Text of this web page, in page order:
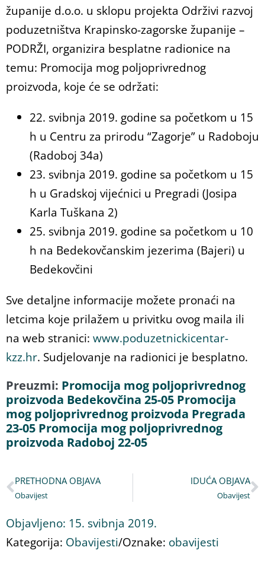
županije d.o.o. u sklopu projekta Održivi razvoj
poduzetništva Krapinsko-zagorske županije –
PODRŽI, organizira besplatne radionice na
temu: Promocija mog poljoprivrednog
proizvoda, koje će se održati:
22. svibnja 2019. godine sa početkom u 15
h u Centru za prirodu “Zagorje” u Radoboju
(Radoboj 34a)
23. svibnja 2019. godine sa početkom u 15
h u Gradskoj vijećnici u Pregradi (Josipa
Karla Tuškana 2)
25. svibnja 2019. godine sa početkom u 10
h na Bedekovčanskim jezerima (Bajeri) u
Bedekovčini
Sve detaljne informacije možete pronaći na
letcima koje prilažem u privitku ovog maila ili
na web stranici: www.poduzetnickicentar-
kzz.hr. Sudjelovanje na radionici je besplatno.
Preuzmi: Promocija mog poljoprivrednog
proizvoda Bedekovčina 25-05 Promocija
mog poljoprivrednog proizvoda Pregrada
23-05 Promocija mog poljoprivrednog
proizvoda Radoboj 22-05
PRETHODNA OBJAVA
Obavijest
IDUĆA OBJAVA
Obavijest
Objavljeno: 15. svibnja 2019.
Kategorija: Obavijesti/Oznake: obavijesti